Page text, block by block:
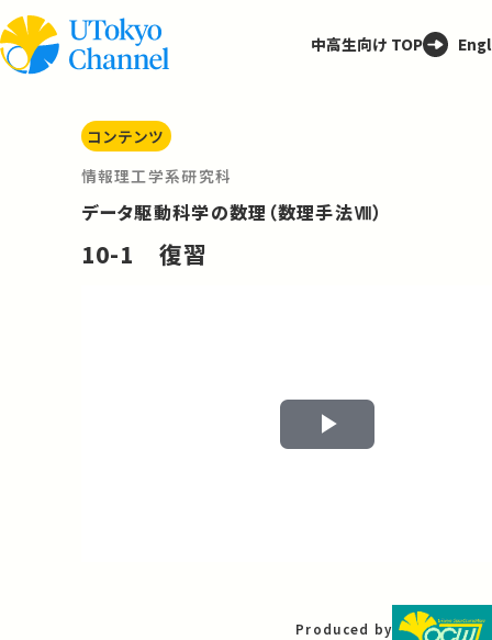
中高生向け TOP
コンテンツ
情報理工学系研究科
データ駆動科学の数理（数理手法Ⅷ）
10-1 復習
Play
Produced by